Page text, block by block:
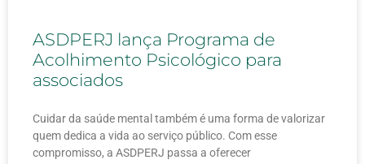
ASDPERJ lança Programa de
Acolhimento Psicológico para
associados
Cuidar da saúde mental também é uma forma de valorizar
quem dedica a vida ao serviço público. Com esse
compromisso, a ASDPERJ passa a oferecer